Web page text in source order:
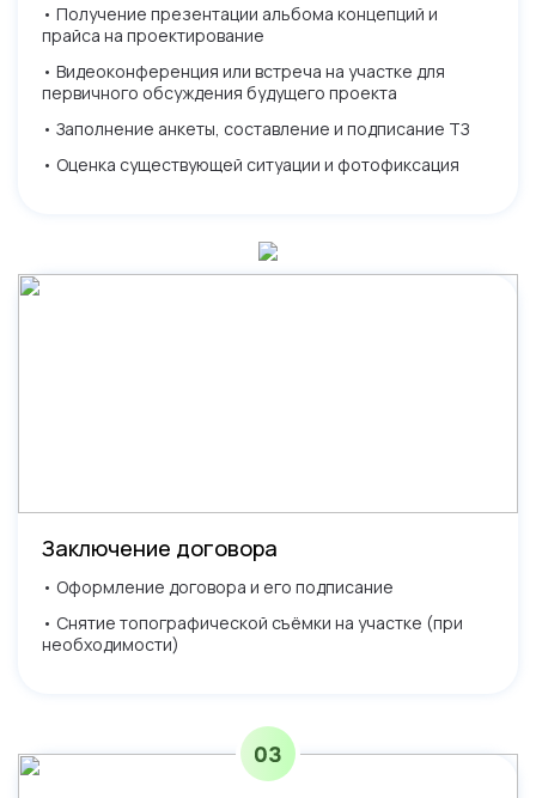
• Получение презентации альбома концепций и
прайса на проектирование
• Видеоконференция или встреча на участке для
первичного обсуждения будущего проекта
• Заполнение анкеты, составление и подписание ТЗ
• Оценка существующей ситуации и фотофиксация
Заключение договора
• Оформление договора и его подписание
• Снятие топографической съёмки на участке (при
необходимости)